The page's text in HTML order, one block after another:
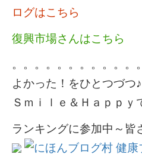
ログはこちら
復興市場さんはこちら
。。。。。。。。。。。
よかった！をひとつづつ♪
Ｓｍｉｌｅ＆Ｈａｐｐｙ
ランキングに参加中～皆